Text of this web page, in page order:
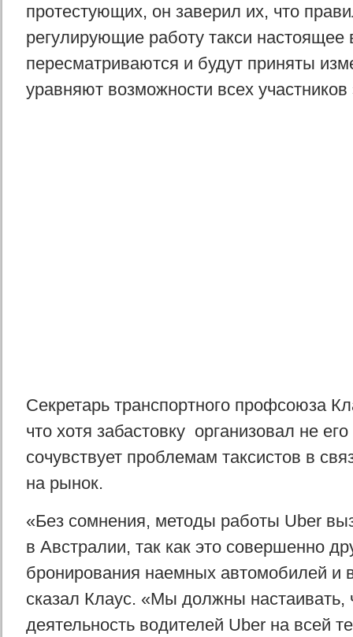
протестующих, он заверил их, что
регулирующие работу такси настоящее
пересматриваются и будут приняты
уравняют возможности всех участников
Секретарь транспортного профсоюза
что хотя забастовку организовал не
сочувствует проблемам таксистов в
на рынок.
«Без сомнения, методы работы Uber
в Австралии, так как это совершенно
бронирования наемных автомобилей и
сказал Клаус. «Мы должны настаивать,
деятельность водителей Uber на всей